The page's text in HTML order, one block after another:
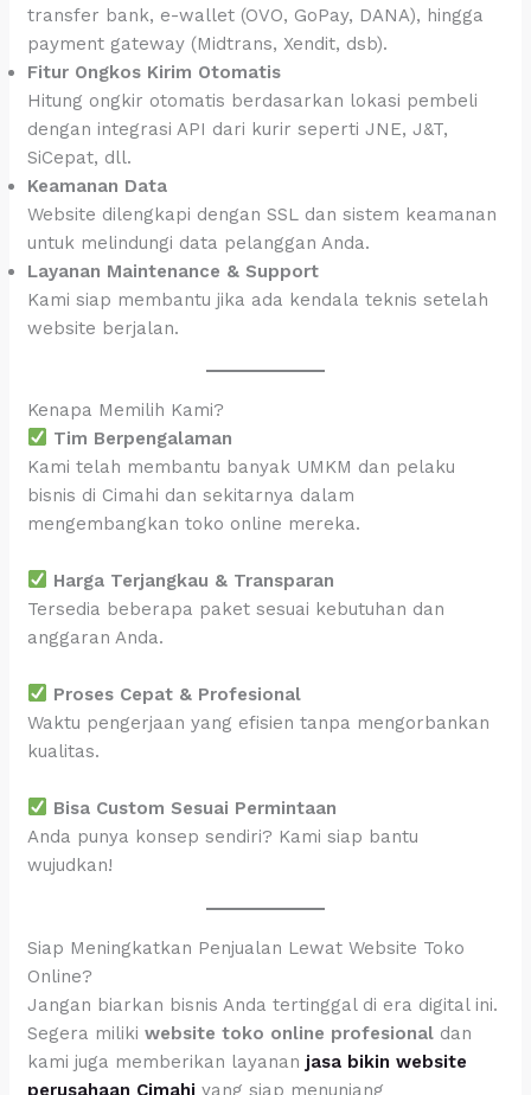
transfer bank, e-wallet (OVO, GoPay, DANA), hingga
payment gateway (Midtrans, Xendit, dsb).
Fitur Ongkos Kirim Otomatis
Hitung ongkir otomatis berdasarkan lokasi pembeli
dengan integrasi API dari kurir seperti JNE, J&T,
SiCepat, dll.
Keamanan Data
Website dilengkapi dengan SSL dan sistem keamanan
untuk melindungi data pelanggan Anda.
Layanan Maintenance & Support
Kami siap membantu jika ada kendala teknis setelah
website berjalan.
Kenapa Memilih Kami?
Tim Berpengalaman
Kami telah membantu banyak UMKM dan pelaku
bisnis di Cimahi dan sekitarnya dalam
mengembangkan toko online mereka.
Harga Terjangkau & Transparan
Tersedia beberapa paket sesuai kebutuhan dan
anggaran Anda.
Proses Cepat & Profesional
Waktu pengerjaan yang efisien tanpa mengorbankan
kualitas.
Bisa Custom Sesuai Permintaan
Anda punya konsep sendiri? Kami siap bantu
wujudkan!
Siap Meningkatkan Penjualan Lewat Website Toko
Online?
Jangan biarkan bisnis Anda tertinggal di era digital ini.
Segera milikiwebsite toko online profesional dan
kami juga memberikan layanan jasa bikin website
perusahaan Cimahi yang siap menunjang